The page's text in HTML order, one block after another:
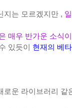
지는 모르겠지만 ,
매우 반가운 소식이
있듯이 현재의 베
로운 라이브러리 같